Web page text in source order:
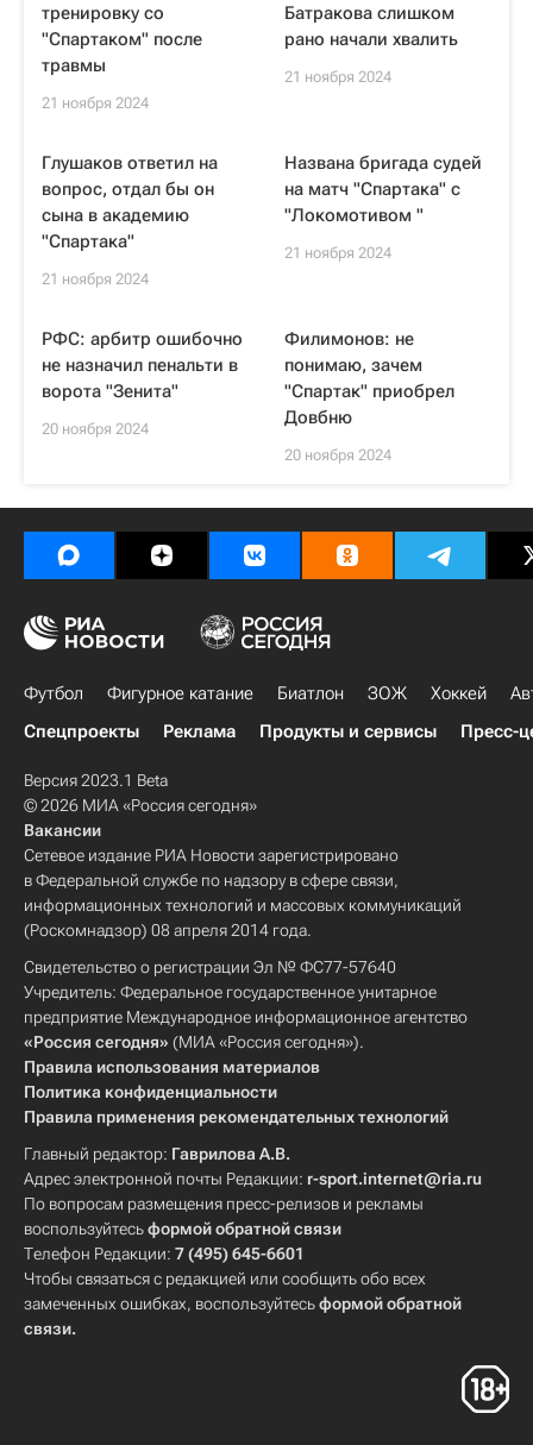
тренировку со
"Спартаком" после
травмы
21 ноября 2024
Батракова слишком
рано начали хвалить
21 ноября 2024
Глушаков ответил на
вопрос, отдал бы он
сына в академию
"Спартака"
21 ноября 2024
Названа бригада судей
на матч "Спартака" с
"Локомотивом "
21 ноября 2024
РФС: арбитр ошибочно
не назначил пенальти в
ворота "Зенита"
20 ноября 2024
Филимонов: не
понимаю, зачем
"Спартак" приобрел
Довбню
20 ноября 2024
Футбол Фигурное катание Биатлон ЗОЖ Хоккей
Спецпроекты
Реклама Продукты и сервисы Пресс-
Версия 2023.1 Beta
© 2026 МИА «Россия сегодня»
Вакансии
Сетевое издание РИА Новости зарегистрировано
в Федеральной службе по надзору в сфере связи,
информационных технологий и массовых коммуникаций
(Роскомнадзор) 08 апреля 2014 года.
Свидетельство о регистрации Эл № ФС77-57640
Учредитель: Федеральное государственное унитарное
предприятие Международное информационное агентство
«Россия сегодня» (МИА «Россия сегодня»).
Правила использования материалов
Политика конфиденциальности
Правила применения рекомендательных технологий
Главный редактор: Гаврилова А.В.
Адрес электронной почты Редакции: r-sport.internet@ria.ru
По вопросам размещения пресс-релизов и рекламы
воспользуйтесьформой обратной связи
Телефон Редакции: 7 (495) 645-6601
Чтобы связаться с редакцией или сообщить обо всех
замеченных ошибках, воспользуйтесьформой обратной
связи.